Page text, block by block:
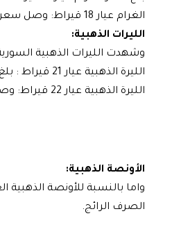
الغرام عيار 18 قيراط: وصل سعره إلى 14800 ليرة سورية أي ما يعادل 104.50 دولار.
الليرات الذهبية:
وشهدت الليرات الذهبية
الليرة الذهبية عيار 21 قيراط : بلغ سعرها 138.400 ليرة سورية.
الليرة الذهبية عيار 22 قيراط: وصل سعرها اليوم إلى 144.500 ليرة سورية.
الأونصة الذهبية:
الصرف الرائج.